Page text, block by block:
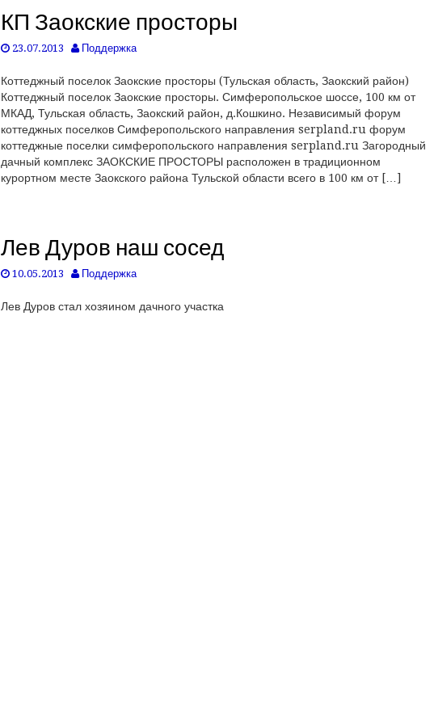
КП Заокские просторы
23.07.2013 Поддержка
Коттеджный поселок Заокские просторы (Тульская область, Заокский район)
Коттеджный поселок Заокские просторы. Симферопольское шоссе, 100 км от
МКАД, Тульская область, Заокский район, д.Кошкино. Независимый форум
коттеджных поселков Симферопольского направления serpland.ru форум
коттеджные поселки симферопольского направления serpland.ru Загородный
дачный комплекс ЗАОКСКИЕ ПРОСТОРЫ расположен в традиционном
курортном месте Заокского района Тульской области всего в 100 км от […]
Лев Дуров наш сосед
10.05.2013 Поддержка
Лев Дуров стал хозяином дачного участка